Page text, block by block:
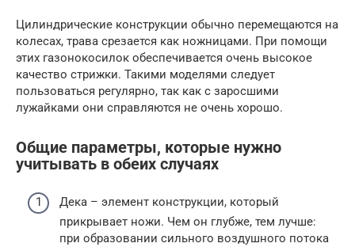
Цилиндрические конструкции обычно перемещаются на
колесах, трава срезается как ножницами. При помощи
этих газонокосилок обеспечивается очень высокое
качество стрижки. Такими моделями следует
пользоваться регулярно, так как с заросшими
лужайками они справляются не очень хорошо.
Общие параметры, которые нужно
учитывать в обеих случаях
Дека – элемент конструкции, который
прикрывает ножи. Чем он глубже, тем лучше:
при образовании сильного воздушного потока